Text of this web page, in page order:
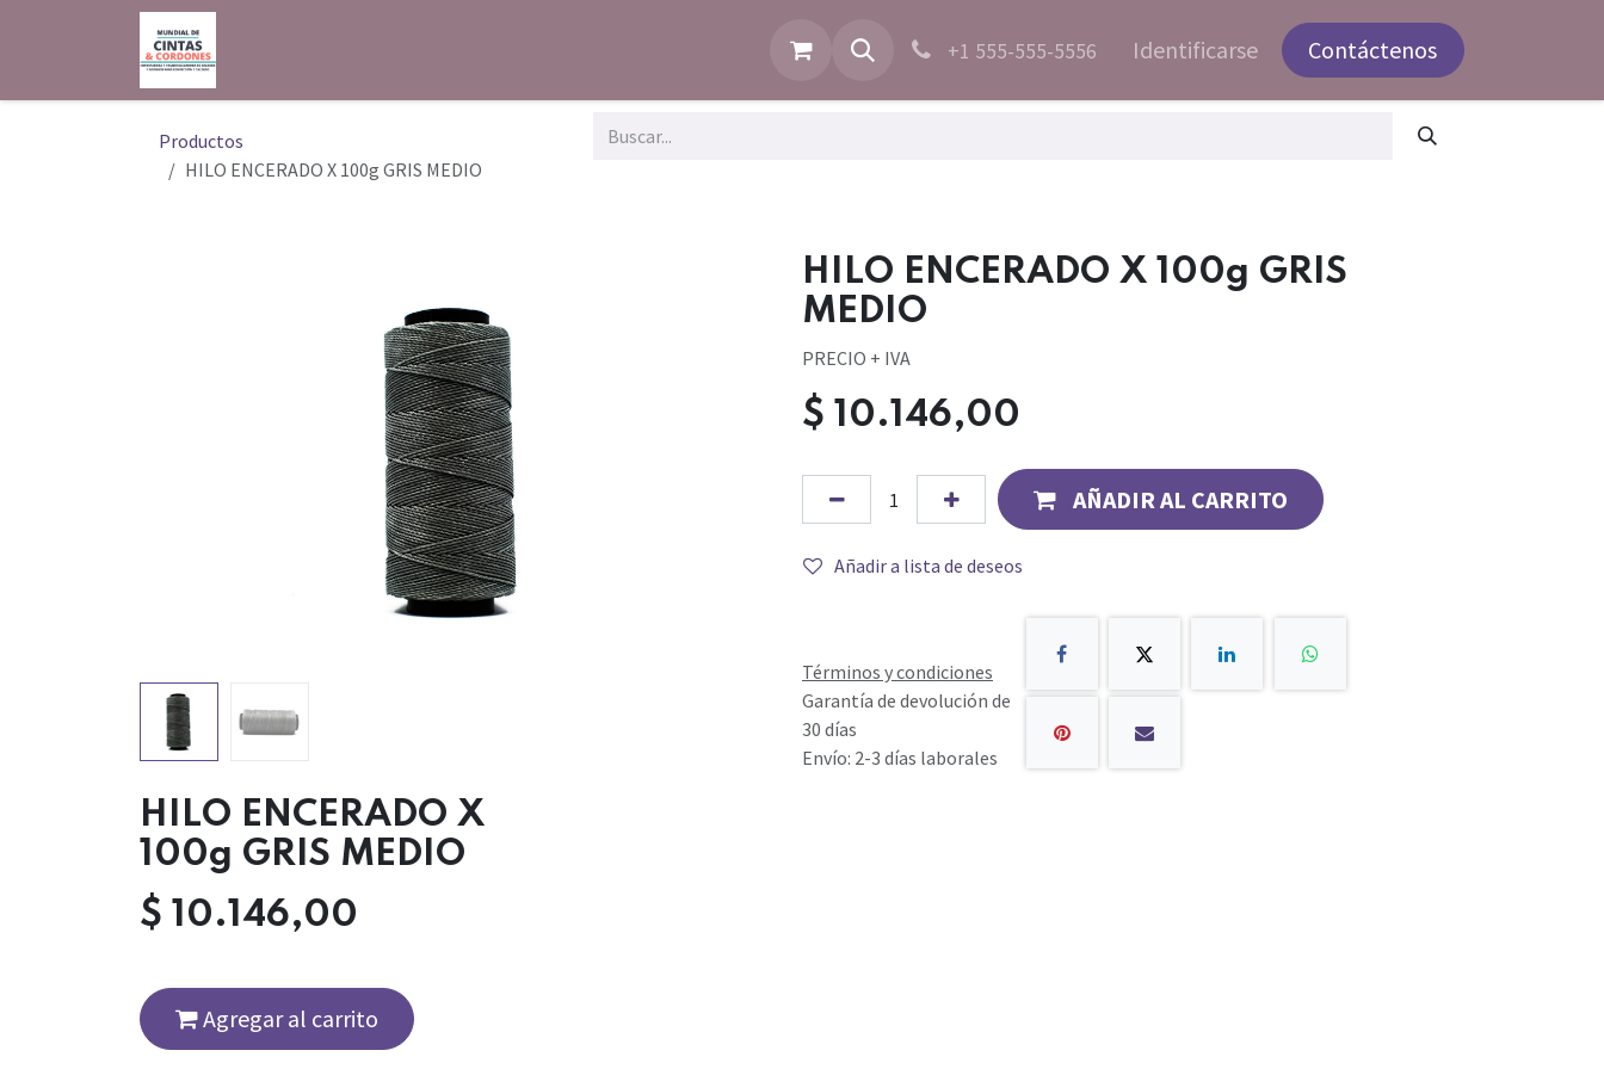
+1 555-555-5556 Identificarse Contáctenos
Productos
HILO ENCERADO X 100g GRIS MEDIO
HILO ENCERADO X 100g GRIS
MEDIO
PRECIO + IVA
$ 10.146,00
AÑADIR AL CARRITO
Añadir a lista de deseos
Términos y condiciones
Garantía de devolución de
30 días
Envío: 2-3 días laborales
HILO ENCERADO X
100g GRIS MEDIO
$ 10.146,00
Agregar al carrito